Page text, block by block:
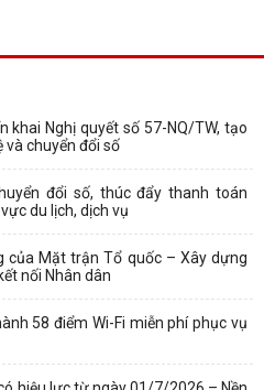
khai Nghị quyết số 57-NQ/TW, tạo
và chuyển đổi số
đổi số, thúc đẩy thanh toán
du lịch, dịch vụ
của Mặt trận Tổ quốc – Xây dựng
nối Nhân dân
58 điểm Wi-Fi miễn phí phục vụ